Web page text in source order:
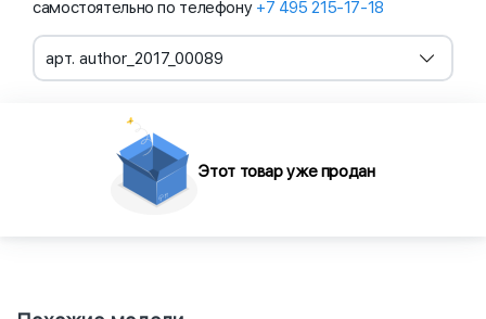
самостоятельно по телефону +7 495 215-17-18
арт. author_2017_00089
Этот товар уже продан